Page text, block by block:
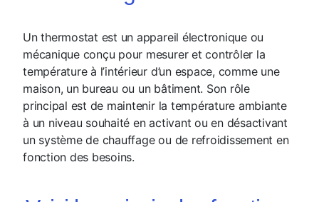
Un thermostat est un appareil électronique ou
mécanique conçu pour mesurer et contrôler la
température à l’intérieur d’un espace, comme une
maison, un bureau ou un bâtiment. Son rôle
principal est de maintenir la température ambiante
à un niveau souhaité en activant ou en désactivant
un système de chauffage ou de refroidissement en
fonction des besoins.